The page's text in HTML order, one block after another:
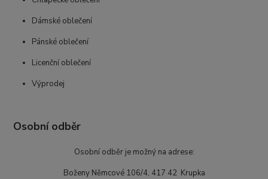
Dámské oblečení
Pánské oblečení
Licenční oblečení
Výprodej
Osobní odběr
Osobní odběr je možný na adrese:
Boženy Němcové 106/4, 417 42 Krupka